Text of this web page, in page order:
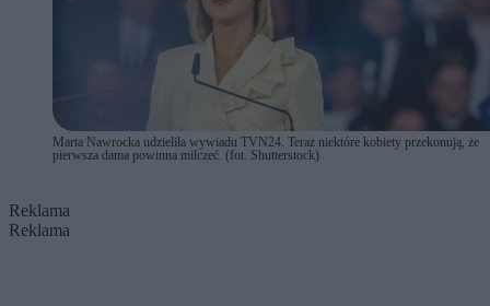
Marta Nawrocka udzieliła wywiadu TVN24. Teraz niektóre kobiety przekonują, że
pierwsza dama powinna milczeć. (fot. Shutterstock)
Reklama
Reklama